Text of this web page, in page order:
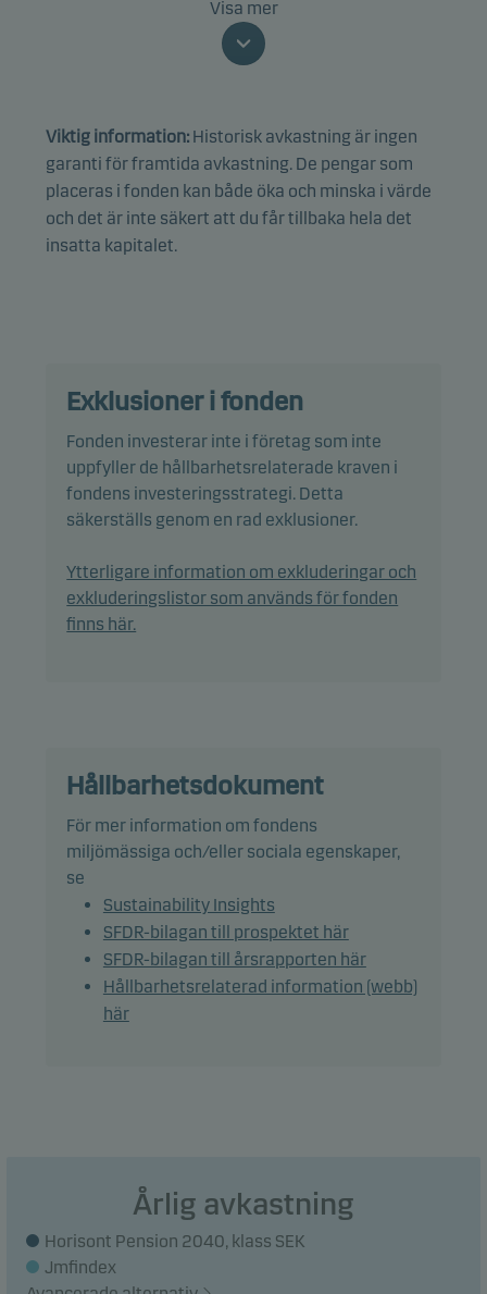
tillväxtmarknads- och företagsobligationer.
sociala egenskaper samt följer praxis för god
bolagsstyrning genom screening, exklusioner,
investeringsanalyser och -beslut samt aktivt
ägarskap. Fonden följer Danske Invests policy för
ansvarsfulla investeringar.
aktier och obligationer fram till och med utgången
av 2025 kommer att se ut på följande sätt: 75%
aktier, 10% kreditobligationer och 15% stats- och
bostadsobligationer. Härefter kommer andelen
aktier att reduceras med 3%- årligen, fram till dess
sammanlagda förmögenhet (vid utgången av år
2040). Andelen stats- och bostadsobligationer
kommer att öka motsvarande under denna period.
SEK.
Det förväntas att fondens innehav och därmed
avkastning kommer att avvika signifikant från
benchmark, på grund av skillnader i tillgångs- och
regionsallokering.
Andelar kan normalt inlösas på bankdagar.
Visa mer
Viktig information: Historisk avkastning är ingen
garanti för framtida avkastning. De pengar som
placeras i fonden kan både öka och minska i värde
och det är inte säkert att du får tillbaka hela det
insatta kapitalet.
Exklusioner i fonden
Fonden investerar inte i företag som inte
uppfyller de hållbarhetsrelaterade kraven i
fondens investeringsstrategi. Detta
säkerställs genom en rad exklusioner.
Ytterligare information om exkluderingar och
exkluderingslistor som används för fonden
finns här.
Hållbarhetsdokument
För mer information om fondens
miljömässiga och/eller sociala egenskaper,
se
Sustainability Insights
SFDR-bilagan till prospektet här
SFDR-bilagan till årsrapporten här
Hållbarhetsrelaterad information (webb)
här
Årlig avkastning
Horisont Pension 2040, klass SEK
Jmfindex